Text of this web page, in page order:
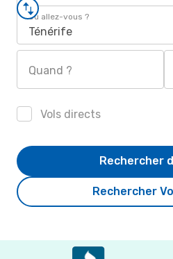
Où allez-vous ?
Ténérife
Quand ?
Vols directs
Rechercher
Rechercher